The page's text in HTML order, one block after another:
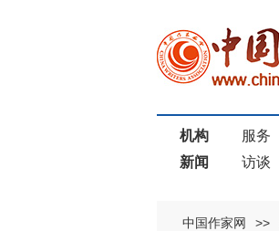
机构 服务
新闻
访谈
中国作家网 >>